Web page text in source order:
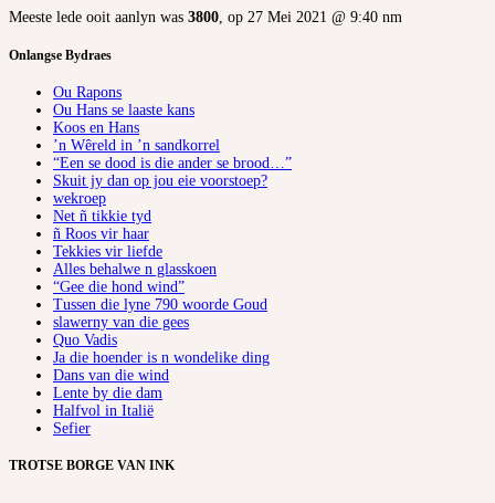
Meeste lede ooit aanlyn was 3800, op 27 Mei 2021 @ 9:40 nm
Onlangse Bydraes
Ou Rapons
Ou Hans se laaste kans
Koos en Hans
’n Wêreld in ’n sandkorrel
“Een se dood is die ander se brood…”
Skuit jy dan op jou eie voorstoep?
wekroep
Net ñ tikkie tyd
ñ Roos vir haar
Tekkies vir liefde
Alles behalwe n glasskoen
“Gee die hond wind”
Tussen die lyne 790 woorde Goud
slawerny van die gees
Quo Vadis
Ja die hoender is n wondelike ding
Dans van die wind
Lente by die dam
Halfvol in Italië
Sefier
TROTSE BORGE VAN INK